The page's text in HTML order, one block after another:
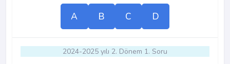
A B C D
2024-2025 yılı 2. Dönem 1. Soru